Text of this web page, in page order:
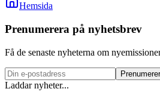
Hemsida
Prenumerera på nyhetsbrev
Få de senaste nyheterna om
Laddar nyheter...